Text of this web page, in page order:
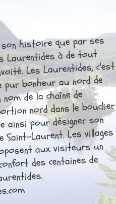
histoire que par ses
Laurentides à de tout
Les Laurentides, c'est
bonheur au nord de
de la chaîne de
nord dans le bouclier
ainsi pour désigner son
Laurent. Les villages
aux visiteurs un
des centaines de